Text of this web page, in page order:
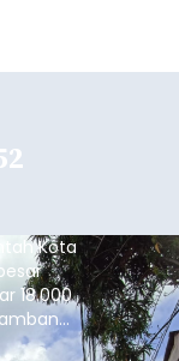
Kota
18.000